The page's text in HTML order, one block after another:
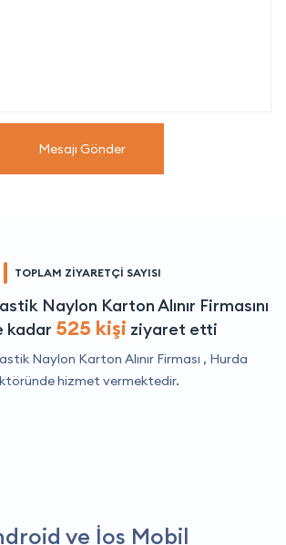
Mesajı Gönder
TOPLAM ZİYARETÇİ SAYISI
Naylon Karton Alınır Firmasını
kadar 525 kişi ziyaret etti
Naylon Karton Alınır Firması , Hurda
hizmet vermektedir.
ve İos Mobil